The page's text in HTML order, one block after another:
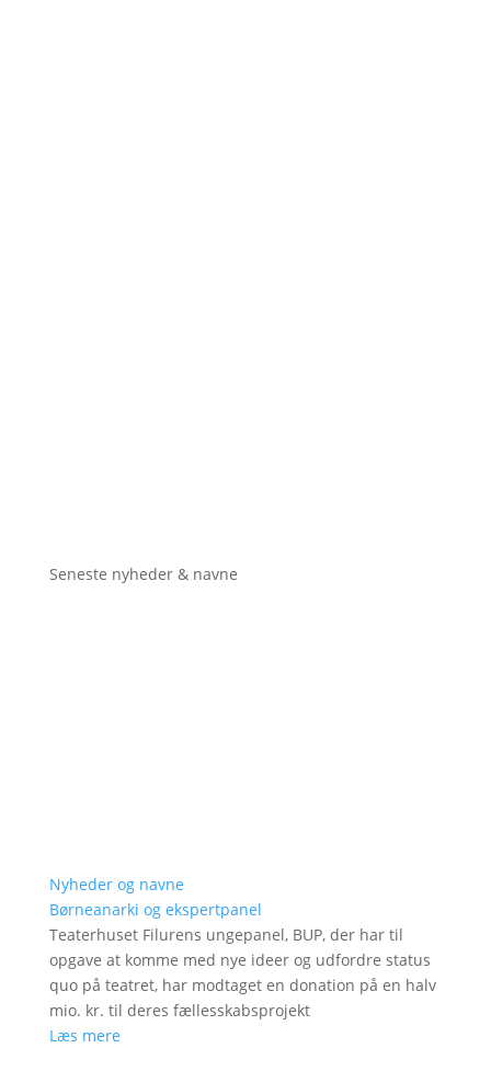
Seneste nyheder & navne
Nyheder og navne
Børneanarki og ekspertpanel
Teaterhuset Filurens ungepanel, BUP, der har til
opgave at komme med nye ideer og udfordre status
quo på teatret, har modtaget en donation på en halv
mio. kr. til deres fællesskabsprojekt
Læs mere